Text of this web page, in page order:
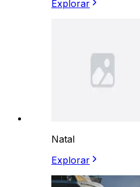
Explorar
Natal
Explorar